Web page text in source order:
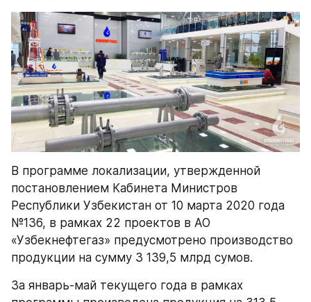
В программе локализации, утвержденной
постановлением Кабинета Министров
Республики Узбекистан от 10 марта 2020 года
№136, в рамках 22 проектов в АО
«Узбекнефтегаз» предусмотрено производство
продукции на сумму 3 139,5 млрд сумов.
За январь-май текущего года в рамках